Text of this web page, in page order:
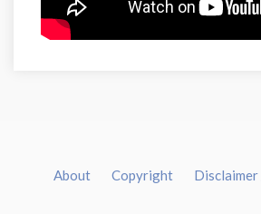
About Copyright